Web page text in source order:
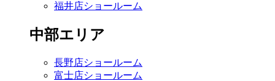
福井店ショールーム
中部エリア
長野店ショールーム
富士店ショールーム